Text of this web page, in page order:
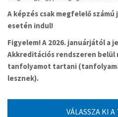
A képzés csak megfelelő
esetén indul!
Figyelem! A 2026. januárjától a
Akkreditációs rendszeren belül
tanfolyamot tartani
lesznek).
VÁLASSZA KI